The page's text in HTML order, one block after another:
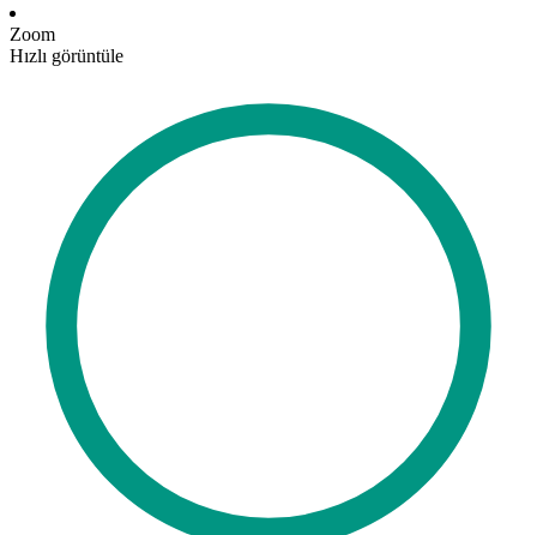
Zoom
Hızlı görüntüle